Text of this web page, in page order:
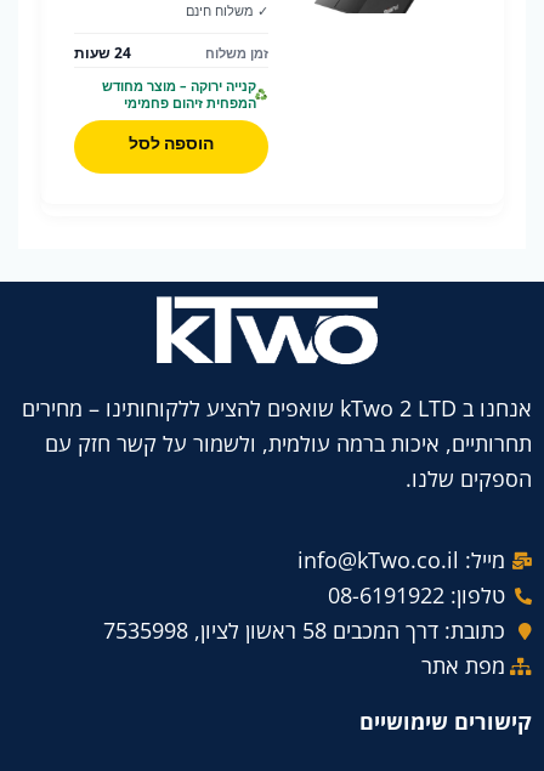
✓ משלוח חינם
זמן משלוח 24 שעות
קנייה ירוקה – מוצר מחודש
המפחית זיהום פחמימי
הוספה לסל
אנחנו ב kTwo 2 LTD שואפים להציע ללקוחותינו – מחירים
תחרותיים, איכות ברמה עולמית, ולשמור על קשר חזק עם
הספקים שלנו.
מייל: info@kTwo.co.il
טלפון: 08-6191922
כתובת: דרך המכבים 58 ראשון לציון, 7535998
מפת אתר
קישורים שימושיים